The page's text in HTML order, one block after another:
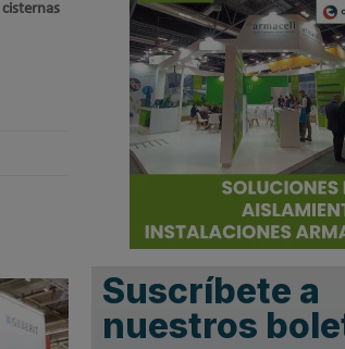
cisternas
Suscríbete a
nuestros